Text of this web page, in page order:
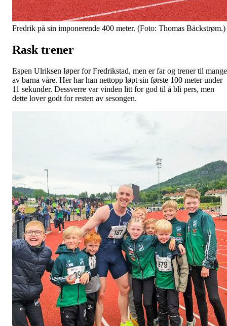
Fredrik på sin imponerende 400 meter. (Foto: Thomas Bäckstrøm.)
Rask trener
Espen Ulriksen løper for Fredrikstad, men er far og trener til mange
av barna våre. Her har han nettopp løpt sin første 100 meter under
11 sekunder. Dessverre var vinden litt for god til å bli pers, men
dette lover godt for resten av sesongen.